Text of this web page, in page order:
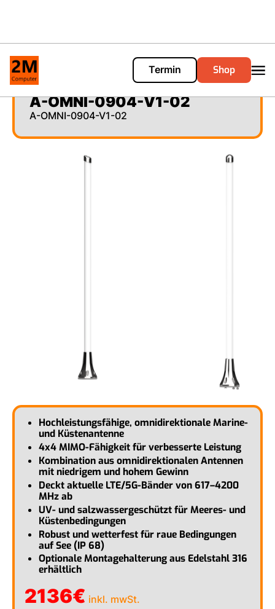
Termin Shop
A-OMNI-0904-V1-02
A-OMNI-0904-V1-02
Hochleistungsfähige, omnidirektionale Marine-
und Küstenantenne
4x4 MIMO-Fähigkeit für verbesserte Leistung
Kombination aus omnidirektionalen Antennen
mit niedrigem und hohem Gewinn
Deckt aktuelle LTE/5G-Bänder von 617–4200
MHz ab
UV- und salzwassergeschützt für Meeres- und
Küstenbedingungen
Robust und wetterfest für raue Bedingungen
auf See (IP 68)
Optionale Montagehalterung aus Edelstahl 316
erhältlich
2136€ inkl. mwSt.